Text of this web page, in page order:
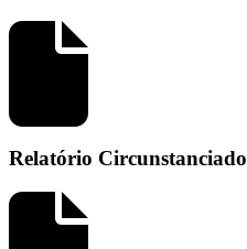
Relatório Circunstanciado